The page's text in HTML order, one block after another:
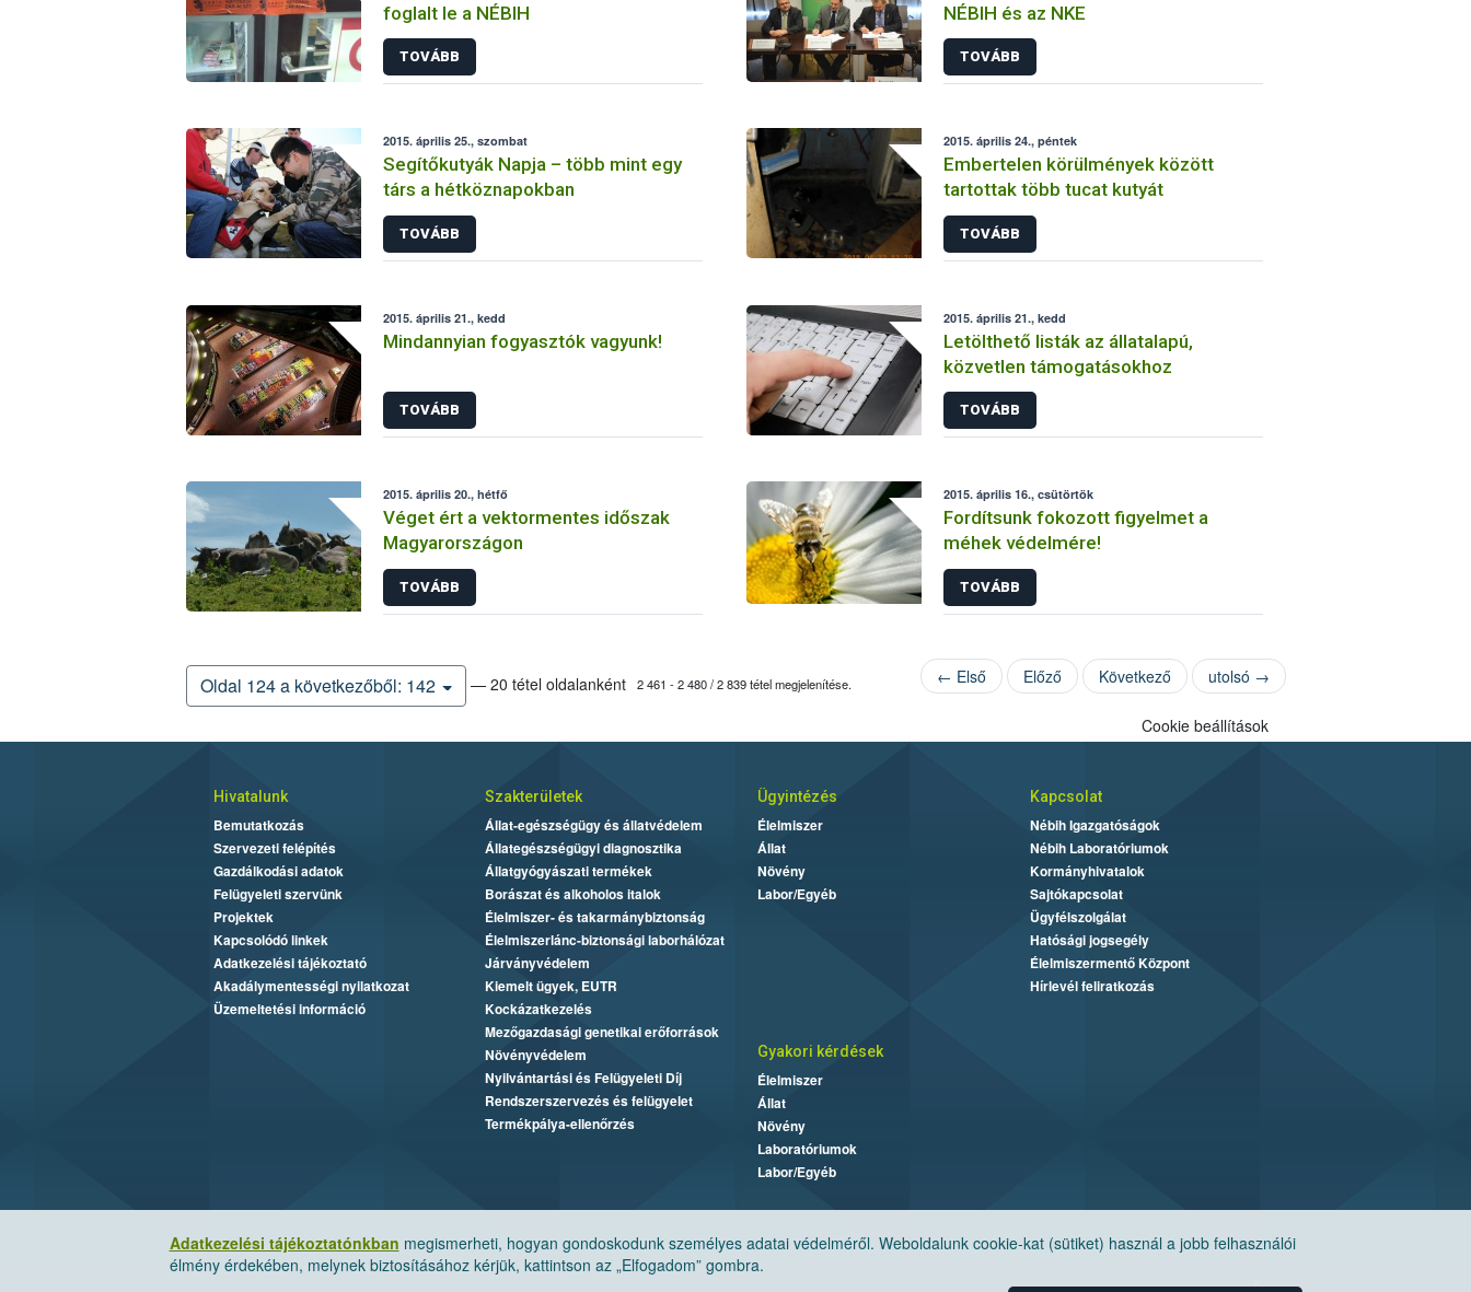
foglalt le a NÉBIH
TOVÁBB
NÉBIH és az NKE
TOVÁBB
2015. április 25., szombat
Segítőkutyák Napja – több mint egy
társ a hétköznapokban
TOVÁBB
2015. április 24., péntek
Embertelen körülmények között
tartottak több tucat kutyát
TOVÁBB
2015. április 21., kedd
Mindannyian fogyasztók vagyunk!
TOVÁBB
2015. április 21., kedd
Letölthető listák az állatalapú,
közvetlen támogatásokhoz
TOVÁBB
2015. április 20., hétfő
Véget ért a vektormentes időszak
Magyarországon
TOVÁBB
2015. április 16., csütörtök
Fordítsunk fokozott figyelmet a
méhek védelmére!
TOVÁBB
Oldal 124 a következőből: 142 — 20 tétel oldalanként 2 461 - 2 480 / 2 839 tétel megjelenítése. ← Első Előző Következő utolsó →
Adatkezelési tájékoztatónkban megismerheti, hogyan gondoskodunk személyes adatai védelméről. Weboldalunk cookie-kat (sütiket) használ a jobb felhasználói
élmény érdekében, melynek biztosításához kérjük, kattintson az „Elfogadom” gombra.
Cookie beállítások
Hivatalunk
Bemutatkozás
Szervezeti felépítés
Gazdálkodási adatok
Felügyeleti szervünk
Projektek
Kapcsolódó linkek
Adatkezelési tájékoztató
Akadálymentességi nyilatkozat
Üzemeltetési információ
Szakterületek
Állat-egészségügy és állatvédelem
Állategészségügyi diagnosztika
Állatgyógyászati termékek
Borászat és alkoholos italok
Élelmiszer- és takarmánybiztonság
Élelmiszerlánc-biztonsági laborhálózat
Járványvédelem
Kiemelt ügyek, EUTR
Kockázatkezelés
Mezőgazdasági genetikai erőforrások
Növényvédelem
Nyilvántartási és Felügyeleti Díj
Rendszerszervezés és felügyelet
Termékpálya-ellenőrzés
Ügyintézés
Élelmiszer
Állat
Növény
Labor/Egyéb
Kapcsolat
Nébih Igazgatóságok
Nébih Laboratóriumok
Kormányhivatalok
Sajtókapcsolat
Ügyfélszolgálat
Hatósági jogsegély
Élelmiszermentő Központ
Hírlevél feliratkozás
Gyakori kérdések
Élelmiszer
Állat
Növény
Laboratóriumok
Labor/Egyéb